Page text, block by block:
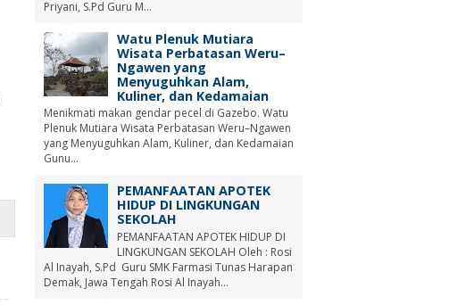
Priyani, S.Pd Guru M...
Watu Plenuk Mutiara
Wisata Perbatasan Weru–
Ngawen yang
Menyuguhkan Alam,
Kuliner, dan Kedamaian
Menikmati makan gendar pecel di Gazebo. Watu
Plenuk Mutiara Wisata Perbatasan Weru–Ngawen
yang Menyuguhkan Alam, Kuliner, dan Kedamaian
Gunu...
PEMANFAATAN APOTEK
HIDUP DI LINGKUNGAN
SEKOLAH
PEMANFAATAN APOTEK HIDUP DI
LINGKUNGAN SEKOLAH Oleh : Rosi
Al Inayah, S.Pd Guru SMK Farmasi Tunas Harapan
Demak, Jawa Tengah Rosi Al Inayah...